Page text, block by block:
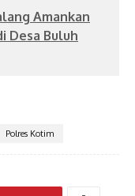
Amankan
Desa Buluh
Polres Kotim